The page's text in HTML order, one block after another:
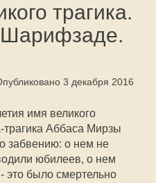
трагика.
3 декабря 2016
имя великого
трагика Аббаса Мирзы
забвению: о нем не
юбилеев, о нем
это было смертельно